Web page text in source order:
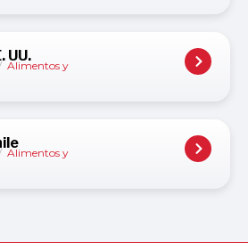
UU.
Alimentos y
Alimentos y